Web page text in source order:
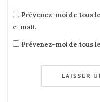
Prévenez-moi de tous
e-mail.
Prévenez-moi de tous